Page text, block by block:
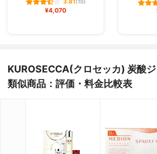
3.81(10)
¥4,070
KUROSECCA(クロセッカ) 炭酸
類似商品：評価・料金比較表